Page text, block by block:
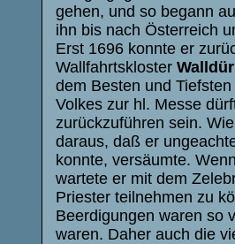
gehen, und so begann
ihn bis nach Österreich
Erst 1696 konnte er
Wallfahrtskloster
dem Besten und
Volkes zur hl. Messe
zurückzuführen sein.
daraus, daß er
konnte, versäumte.
wartete er mit dem
Priester teilnehmen zu
Beerdigungen waren so
waren. Daher auch die